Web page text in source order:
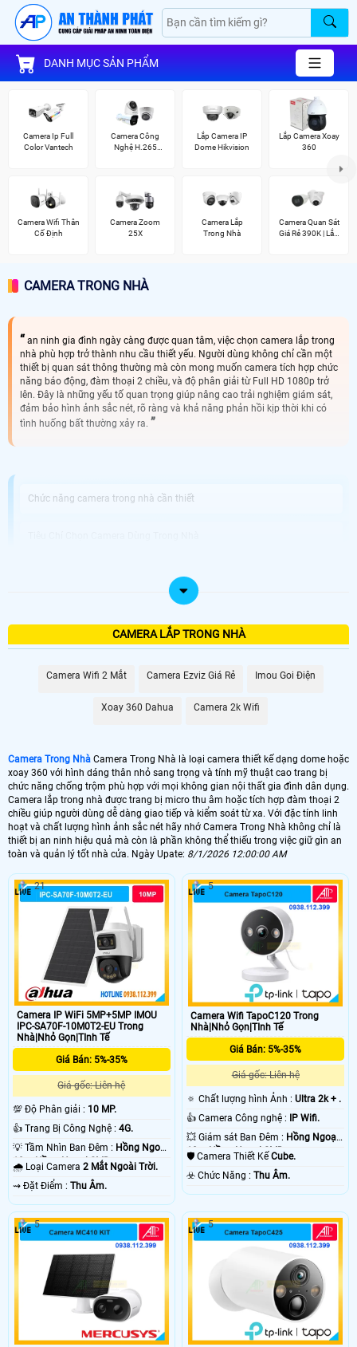
DANH MỤC SẢN PHẨM
Camera Ip Full
Color Vantech
Camera Công
Nghệ H.265
Lắp Camera IP
Dome Hikvision
Lắp Camera Xoay
360
Camera Wifi Thân
Cố Định
Camera Zoom
25X
Camera Lắp
Trong Nhà
Camera Quan Sát
Giá Rẻ 390K | Lắp
CAMERA TRONG NHÀ
an ninh gia đình ngày càng được quan tâm, việc chọn camera lắp trong
nhà phù hợp trở thành nhu cầu thiết yếu. Người dùng không chỉ cần một
thiết bị quan sát thông thường mà còn mong muốn camera tích hợp chức
năng báo động, đàm thoại 2 chiều, và độ phân giải từ Full HD 1080p trở
lên. Đây là những yếu tố quan trọng giúp nâng cao trải nghiệm giám sát,
đảm bảo hình ảnh sắc nét, rõ ràng và khả năng phản hồi kịp thời khi có
tình huống bất thường xảy ra.
Chức năng camera trong nhà cần thiết
HD 1080P ưu tiên góc nhìn rộng và khả năng giám sát ban đêm bằng hồng
1080P tự tin hình ảnh sắc né Góc quan sát rộng, không góc chết đặt biệt vị trí
qua điện thoại di động Tích hợp công nghệ AI nhận diện chuyển động và
khuôn mặt để báo động chính xác
CAMERA LẮP TRONG NHÀ
Camera Wifi 2 Mắt Camera Ezviz Giá Rẻ Imou Goi Điện
Xoay 360 Dahua Camera 2k Wifi
Camera Trong Nhà Camera Trong Nhà là loại camera thiết kế dạng dome hoặc
xoay 360 với hình dáng thân nhỏ sang trọng và tính mỹ thuật cao trang bị
chức năng chống trộm phù hợp với mọi không gian nội thất gia đình dân dụng.
Camera lắp trong nhà được trang bị micro thu âm hoặc tích hợp đàm thoại 2
chiều giúp người dùng dễ dàng giao tiếp và kiểm soát từ xa. Với đặc tính linh
hoạt và chất lượng hình ảnh sắc nét hãy nhớ Camera Trong Nhà không chỉ là
thiết bị an ninh hiệu quả mà còn là phần không thể thiếu trong việc giữ gìn an
toàn và quản lý tốt nhà cửa. Ngày Upate: 8/1/2026 12:00:00 AM
Camera IP WiFi 5MP+5MP IMOU
IPC-SA70F-10M0T2-EU Trong
Nhà|Nhỏ Gọn|TInh Tế
Giá Bán: 5%-35%
Giá gốc: Liên hệ
💯 Độ Phân giải : 10 MP.
👍 Trang Bị Công Nghệ : 4G.
💡 Tầm Nhìn Ban Đêm : Hồng Ngoại
10m Hồng Ngoại SMD.
🌧️ Loại Camera 2 Mắt Ngoài Trời.
️⇝ Đặt Điểm : Thu Âm.
21
Camera Wifi TapoC120 Trong
Nhà|Nhỏ Gọn|TInh Tế
Giá Bán: 5%-35%
Giá gốc: Liên hệ
🔅 Chất lượng hình Ảnh :Ultra 2k + .
👍 Camera Công nghệ : IP Wifi.
💥 Giám sát Ban Đêm : Hồng Ngoại
10m Hồng Ngoại SMD.
🛡 Camera Thiết KếCube.
️☣️ Chức Năng :Thu Âm.
5
5 5